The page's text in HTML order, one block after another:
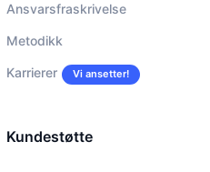
Ansvarsfraskrivelse
Metodikk
Karrierer Vi ansetter!
Kundestøtte